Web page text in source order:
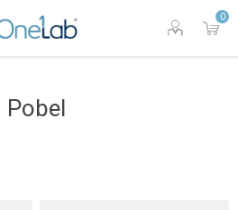
0
Pobel